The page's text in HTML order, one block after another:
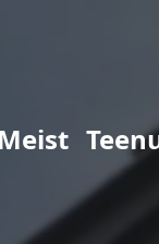
Meist